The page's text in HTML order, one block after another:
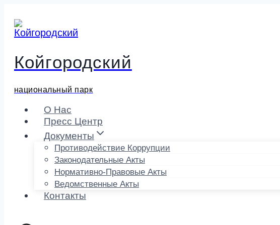
содержимому
Койгородский
национальный парк
О Нас
Пресс Центр
Документы
Противодействие Коррупции
Законодательные Акты
Нормативно-Правовые Акты
Ведомственные Акты
Контакты